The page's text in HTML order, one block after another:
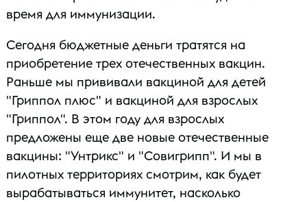
время для иммунизации.
Сегодня бюджетные деньги тратятся на
приобретение трех отечественных вакцин.
Раньше мы прививали вакциной для детей
"Гриппол плюс" и вакциной для взрослых
"Гриппол". В этом году для взрослых
предложены еще две новые отечественные
вакцины: "Унтрикс" и "Совигрипп". И мы в
пилотных территориях смотрим, как будет
вырабатываться иммунитет, насколько